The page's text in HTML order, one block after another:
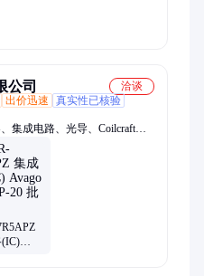
公司
洽谈
出价迅速
真实性已核验
集成电路、光导、Coilcraft、